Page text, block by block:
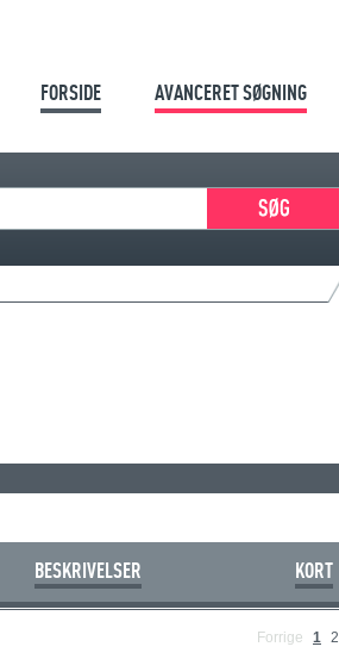
FORSIDE AVANCERET SØGNING
BESKRIVELSER KORT
Forrige 1 2